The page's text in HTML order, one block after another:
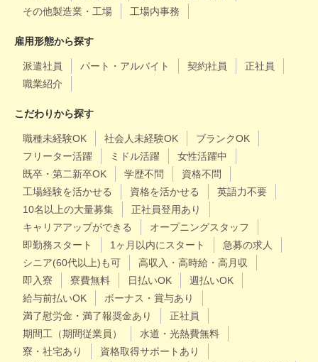
その他製造業・工場
工場内事務
雇用形態から探す
派遣社員 パート・アルバイト 契約社員
正社員
職業紹介
こだわりから探す
職種未経験OK 社会人未経験OK
ブランクOK
フリーター活躍
ミドル活躍
女性活躍中
既卒・第二新卒OK
学歴不問
資格不問
工場経験を活かせる
資格を活かせる
英語力不要
10名以上の大量募集
正社員登用あり
キャリアアップができる
オープニングスタッフ
即勤務スタート
1ヶ月以内にスタート
急募の求人
シニア(60代以上)も可
高収入・高時給・高月収
即入寮
寮費無料 日払いOK
週払いOK
給与前払いOK
ボーナス・賞与あり
満了慰労金・満了報奨金あり
正社員
期間工（期間従業員）
水道・光熱費無料
寮・社宅あり
資格取得サポートあり